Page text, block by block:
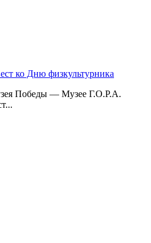
ко Дню физкультурника
Победы — Музее Г.О.Р.А.